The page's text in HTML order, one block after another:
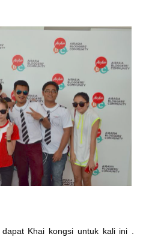
Khai kongsi untuk kali ini .